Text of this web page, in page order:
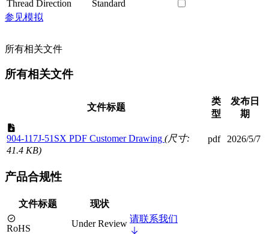
Thread Direction
Standard
参见模拟
所有相关文件
所有相关文件
文件标题
类
型
发布日
期
904-117J-51SX PDF Customer Drawing (尺寸:
41.4 KB)
pdf 2026/5/7
产品合规性
文件标题 现状
RoHS Under Review 请联系我们